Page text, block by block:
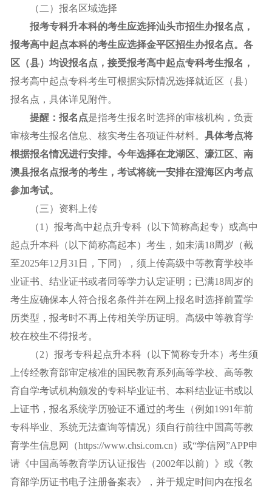
（二）报名区域选择
报考专科升本科的考生应选择汕头市招生办报名点，
报考高中起点本科的考生应选择金平区招生办报名点。各
区（县） 均设报名 点 ， 接受报考高中起点专科考生报名 ，
报考高中起点专科考生可根据实际情况选择就近区（县）
报名点，具体详见附件。
提醒： 报名点是指考生报名时选择的审核机构，负责
审核考生报名信息、核实考生各项证件材料。 具体考点将
根据报名情况进行安排。今年选择在龙湖区、濠江区、 南
澳县报名点报考的考生，考试将统一安排在澄海区内考点
参加考试。
（三）资料上传
（1）报考高中起点升专科（以下简称高起专）或高中
起点升本科（以下简称高起本）考生，如未满18周岁（截
至2025年12月31日，下同），须上传高级中等教育学校毕
业证书、结业证书或者同等学力认定证明；已满18周岁的
考生应确保本人符合报名条件并在网上报名时选择前置学
历类型，报考时不再上传相关学历证明。高级中等教育学
校在校生不得报考。
（2）报考专科起点升本科（以下简称专升本）考生须
上传经教育部审定核准的国民教育系列高等学校、高等教
育自学考试机构颁发的专科毕业证书、本科结业证书或以
上证书，报名系统学历验证不通过的考生（例如1991年前
专科毕业、系统无法查询等情况）须自行前往中国高等教
育学生信息网（https://www.chsi.com.cn）或“学信网”APP申
请《中国高等教育学历认证报告（2002年以前）》或《教
育部学历证书电子注册备案表》，并于规定时间内在报名